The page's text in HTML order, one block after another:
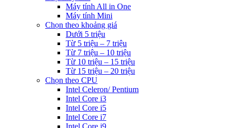
Máy tính All in One
Máy tính Mini
Chọn theo khoảng giá
Dưới 5 triệu
Từ 5 triệu – 7 triệu
Từ 7 triệu – 10 triệu
Từ 10 triệu – 15 triệu
Từ 15 triệu – 20 triệu
Chọn theo CPU
Intel Celeron/ Pentium
Intel Core i3
Intel Core i5
Intel Core i7